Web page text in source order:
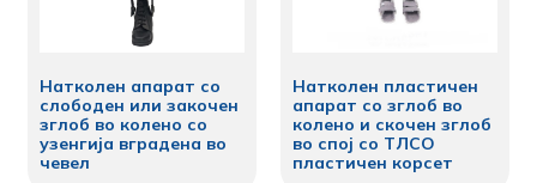
Натколен апарат со
слободен или закочен
зглоб во колено со
узенгија вградена во
чевел
Натколен пластичен
апарат со зглоб во
колено и скочен зглоб
во спој со ТЛСО
пластичен корсет